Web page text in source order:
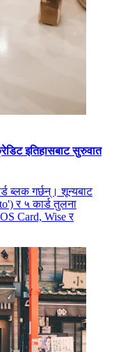
इतिहासबाट सुरुवात
ब्लक गर्छन्। शून्यबाट
र ५ कार्ड तुलना
Card, Wise र